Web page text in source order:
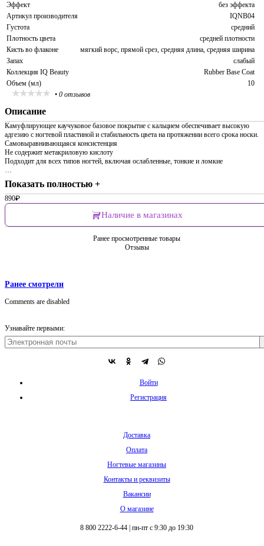
Эффект
без эффекта
Артикул производителя
IQNB04
Густота
средний
Плотность цвета
средней плотности
Кисть во флаконе
мягкий ворс, прямой срез, средняя длина, средняя ширина
Запах
слабый
Коллекция IQ Beauty
Rubber Base Coat
Объем (мл)
10
• 0 отзывов
Описание
Камуфлирующее каучуковое базовое покрытие с кальцием обеспечивает высокую
адгезию с ногтевой пластиной и стабильность цвета на протяжении всего срока носки.
Самовыравнивающаяся консистенция
Не содержит метакриловую кислоту
Подходит для всех типов ногтей, включая ослабленные, тонкие и ломкие
…
Показать полностью +
890₽
Наличие в магазинах
Ранее просмотренные товары
Отзывы
Ранее смотрели
Comments are disabled
Узнавайте первыми:
Войти
Регистрация
Доставка
Оплата
Ногтевые магазины
Контакты и реквизиты
Вакансии
О магазине
8 800 2222-6-44 пн-пт с 9:30 до 19:30